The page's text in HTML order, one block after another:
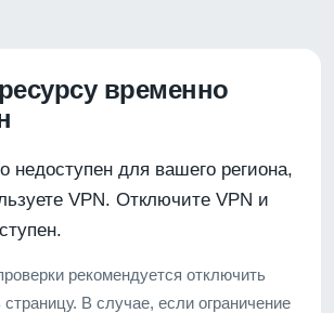
временно
недоступен для вашего региона,
VPN. Отключите VPN и
рекомендуется отключить
В случае, если ограничение